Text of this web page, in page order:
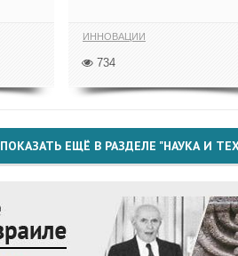
ИННОВАЦИИ
734
ПОКАЗАТЬ ЕЩЁ В РАЗДЕЛЕ "НАУКА И